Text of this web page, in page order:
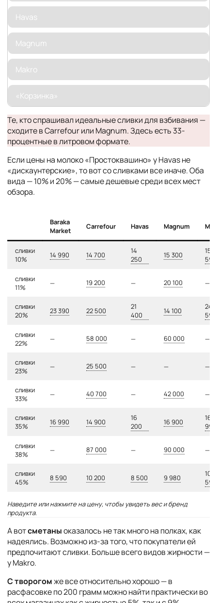
Havas
Magnum
Makro
«Корзинка»
Те, кто спрашивал идеальные сливки для взбивания —
сходите в Carrefour или Magnum. Здесь есть 33-
процентные в литровом формате.
Если цены на молоко «Простоквашино» у Havas не
«дискаунтерские», то вот со сливками все иначе. Оба
вида — 10% и 20% — самые дешевые среди всех мест
обзора.
Baraka
Market
Carrefour Havas Magnum
сливки
10%
14 990 14 700
14
250
15 300
15
590
сливки
11%
— 19 200 — 20 100 —
сливки
20%
23 390 22 500
21
400
14 100
24
590
сливки
22%
— 58 000 — 60 000 —
сливки
23%
— 25 500 — — —
сливки
33%
— 40 700 — 42 000 —
сливки
35%
16 990 14 900
16
200
16 900
16
990
сливки
38%
— 87 000 — 90 000 —
сливки
45%
8 590 10 200 8 500 9 980
10
590
Наведите или нажмите на цену, чтобы увидеть вес и бренд
продукта.
А вотсметаныоказалось не так много на полках, как
надеялись. Возможно из-за того, что покупатели ей
предпочитают сливки. Больше всего видов жирности —
у Makro.
С творогомже все относительно хорошо — в
расфасовке по 200 грамм можно найти практически во